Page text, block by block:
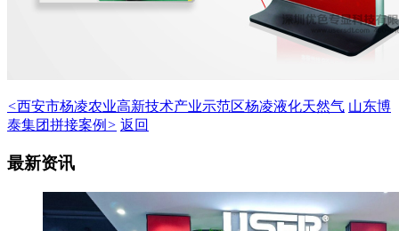
<西安市杨凌农业高新技术产业示范区杨凌液化天然气 山东博
泰集团拼接案例 > 返回
最新资讯